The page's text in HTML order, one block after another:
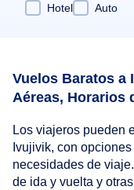
Hotel
Auto
Vuelos Baratos a
Aéreas, Horarios
Los viajeros pueden
Ivujivik, con
necesidades de
de ida y vuelta y